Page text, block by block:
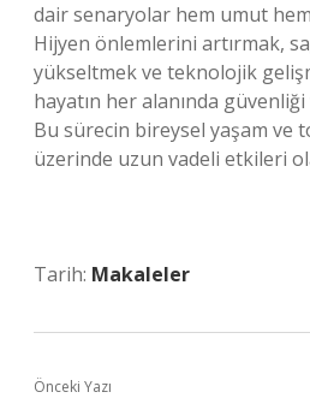
dair senaryolar hem umut hem
Hijyen önlemlerini artırmak,
yükseltmek ve teknolojik
hayatın her alanında güvenliği
Bu sürecin bireysel yaşam ve
üzerinde uzun vadeli etkileri
Tarih: Makaleler
Önceki Yazı